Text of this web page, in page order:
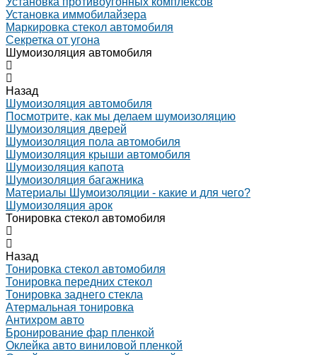
Установка иммобилайзера
Маркировка стекол автомобиля
Секретка от угона
Шумоизоляция автомобиля
Назад
Шумоизоляция автомобиля
Посмотрите, как мы делаем шумоизоляцию
Шумоизоляция дверей
Шумоизоляция пола автомобиля
Шумоизоляция крыши автомобиля
Шумоизоляция капота
Шумоизоляция багажника
Материалы Шумоизоляции - какие и для чего?
Шумоизоляция арок
Тонировка стекол автомобиля
Назад
Тонировка стекол автомобиля
Тонировка передних стекол
Тонировка заднего стекла
Атермальная тонировка
Антихром авто
Бронирование фар пленкой
Оклейка авто виниловой пленкой